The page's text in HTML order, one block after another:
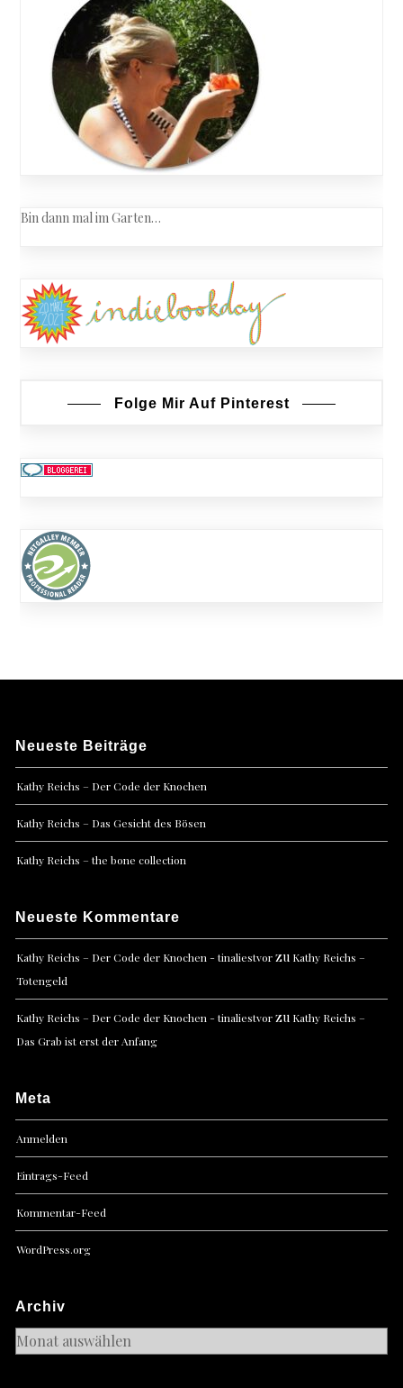
Bin dann mal im Garten…
Folge Mir Auf Pinterest
Neueste Beiträge
Kathy Reichs – Der Code der Knochen
Kathy Reichs – Das Gesicht des Bösen
Kathy Reichs – the bone collection
Neueste Kommentare
Kathy Reichs – Der Code der Knochen - tinaliestvorzu Kathy Reichs –
Totengeld
Kathy Reichs – Der Code der Knochen - tinaliestvorzu Kathy Reichs –
Das Grab ist erst der Anfang
Meta
Anmelden
Eintrags-Feed
Kommentar-Feed
WordPress.org
Archiv
Archiv